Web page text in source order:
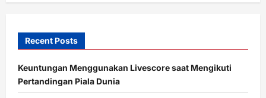
Recent Posts
Keuntungan Menggunakan Livescore saat Mengikuti
Pertandingan Piala Dunia